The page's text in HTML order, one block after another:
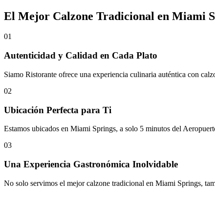
El Mejor Calzone Tradicional en Miami
01
Autenticidad y Calidad en Cada Plato
Siamo Ristorante ofrece una experiencia culinaria auténtica con
02
Ubicación Perfecta para Ti
Estamos ubicados en Miami Springs, a solo 5 minutos del
03
Una Experiencia Gastronómica Inolvidable
No solo servimos el mejor calzone tradicional en Miami Springs,